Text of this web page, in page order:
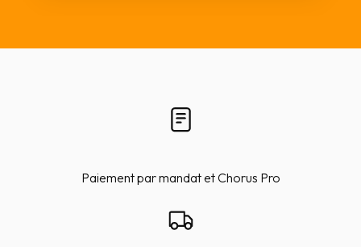
Paiement par mandat et Chorus Pro